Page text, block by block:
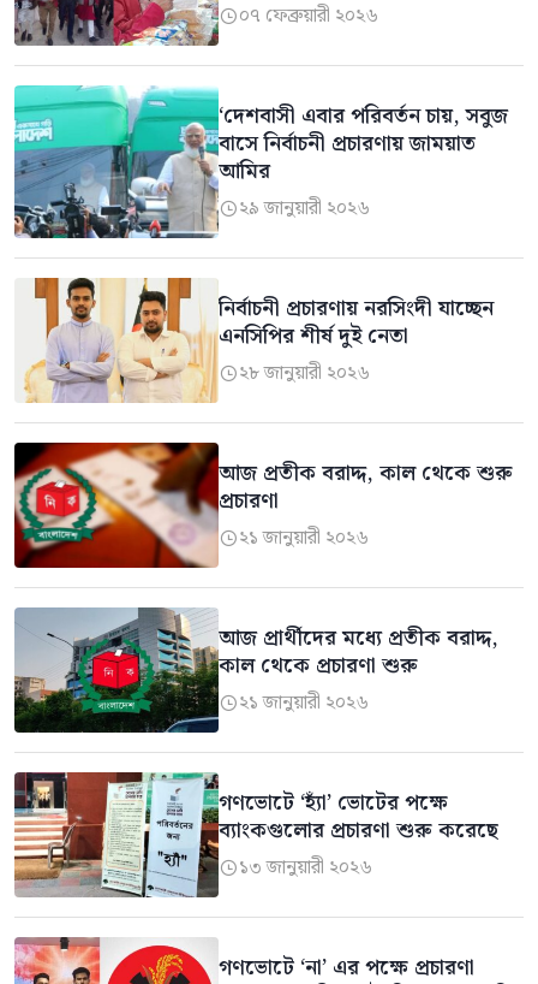
০৭ ফেব্রুয়ারী ২০২৬
‘দেশবাসী এবার পরিবর্তন চায়, সবুজ
বাসে নির্বাচনী প্রচারণায় জাময়াত
আমির
২৯ জানুয়ারী ২০২৬
নির্বাচনী প্রচারণায় নরসিংদী যাচ্ছেন
এনসিপির শীর্ষ দুই নেতা
২৮ জানুয়ারী ২০২৬
আজ প্রতীক বরাদ্দ, কাল থেকে শুরু
প্রচারণা
২১ জানুয়ারী ২০২৬
আজ প্রার্থীদের মধ্যে প্রতীক বরাদ্দ,
কাল থেকে প্রচারণা শুরু
২১ জানুয়ারী ২০২৬
গণভোটে ‘হ্যাঁ’ ভোটের পক্ষে
ব্যাংকগুলোর প্রচারণা শুরু করেছে
১৩ জানুয়ারী ২০২৬
গণভোটে ‘না’ এর পক্ষে প্রচারণা